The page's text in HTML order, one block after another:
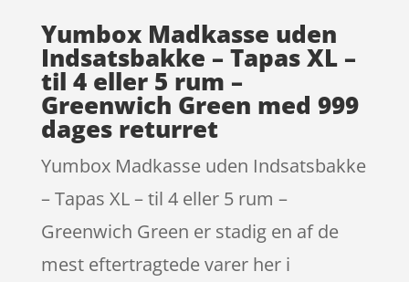
Yumbox Madkasse uden
Indsatsbakke – Tapas XL –
til 4 eller 5 rum –
Greenwich Green med 999
dages returret
Yumbox Madkasse uden Indsatsbakke
– Tapas XL – til 4 eller 5 rum –
Greenwich Green er stadig en af de
mest eftertragtede varer her i